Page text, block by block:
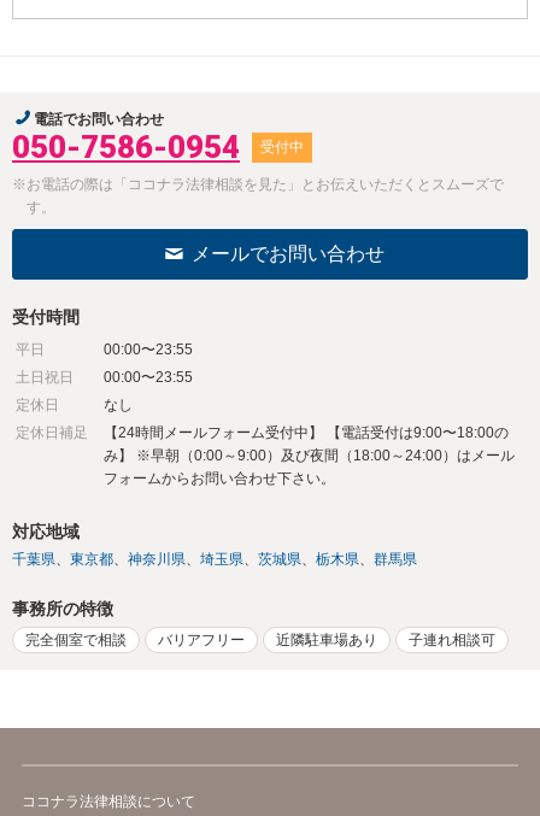
電話でお問い合わせ
050-7586-0954 受付中
※お電話の際は「ココナラ法律相談を見た」とお伝えいただくとスムーズで
す。
メールでお問い合わせ
受付時間
平日
00:00〜23:55
土日祝日
00:00〜23:55
定休日
なし
定休日補足
【24時間メールフォーム受付中】 【電話受付は9:00〜18:00の
み】 ※早朝（0:00～9:00）及び夜間（18:00～24:00）はメール
フォームからお問い合わせ下さい。
対応地域
千葉県 東京都 神奈川県 埼玉県 茨城県 栃木県 群馬県
事務所の特徴
完全個室で相談 バリアフリー 近隣駐車場あり 子連れ相談可
ココナラ法律相談について